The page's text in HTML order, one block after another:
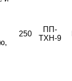
250
ПП-
ТХН-9